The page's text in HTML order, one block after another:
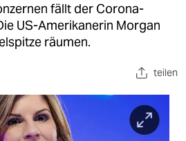
fällt der Corona-
US-Amerikanerin Morgan
räumen.
teilen